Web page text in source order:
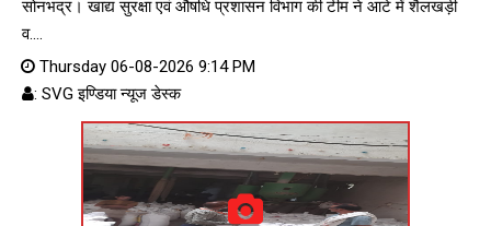
सोनभद्र। खाद्य सुरक्षा एवं औषधि प्रशासन विभाग की टीम ने आटे में शैलखड़ी
व....
Thursday 06-08-2026 9:14 PM
: SVG इण्डिया न्यूज डेस्क